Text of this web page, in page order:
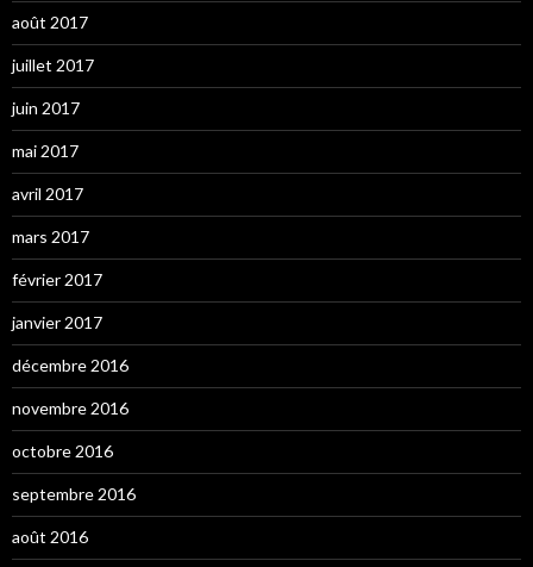
août 2017
juillet 2017
juin 2017
mai 2017
avril 2017
mars 2017
février 2017
janvier 2017
décembre 2016
novembre 2016
octobre 2016
septembre 2016
août 2016